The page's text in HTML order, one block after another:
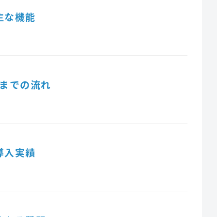
な機能
での流れ
入実績